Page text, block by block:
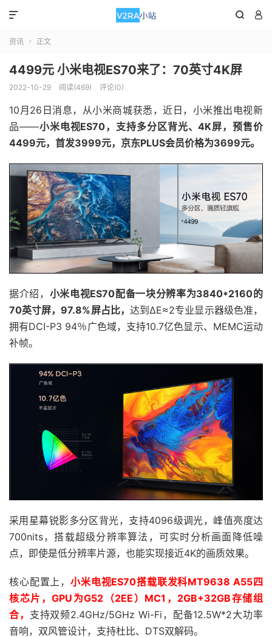
 

资讯  正文
4499元 小米电视ES70来了：70英寸4K屏
2022-10-29 阅读(469) 评论(0)
10月26日消息，从小米商城获悉，近日，小米推出电视新
品——小米电视ES70，支持多分区背光、4K屏，预售价
4499元，首发3999元，京东PLUS会员价格为3699元。
据介绍， 小米电视ES70配备一块分辨率为3840*2160的
70英寸屏，97.8%屏占比， 达到ΔE≈2专业显示器级色准，
拥有DCI-P3 94％广色域，支持10.7亿色显示、MEMC运动
补帧。
采用星幕锐影多分区背光，支持4096级调光，峰值亮度达
700nits，搭载超级分辨率算法，可实时分析画面降低噪
点，即使是低分辨率片源，也能实现接近4K的画质效果。
核心配置上， 小米电视ES70搭载联发科MT9638 A55四
核芯片，GPU为G52（2EE）MC1，2GB+32GB存储组
合， 支持双频2.4GHz/5GHz Wi-Fi，配备12.5W*2大功率
音响，双风管设计，支持杜比、DTS双解码。